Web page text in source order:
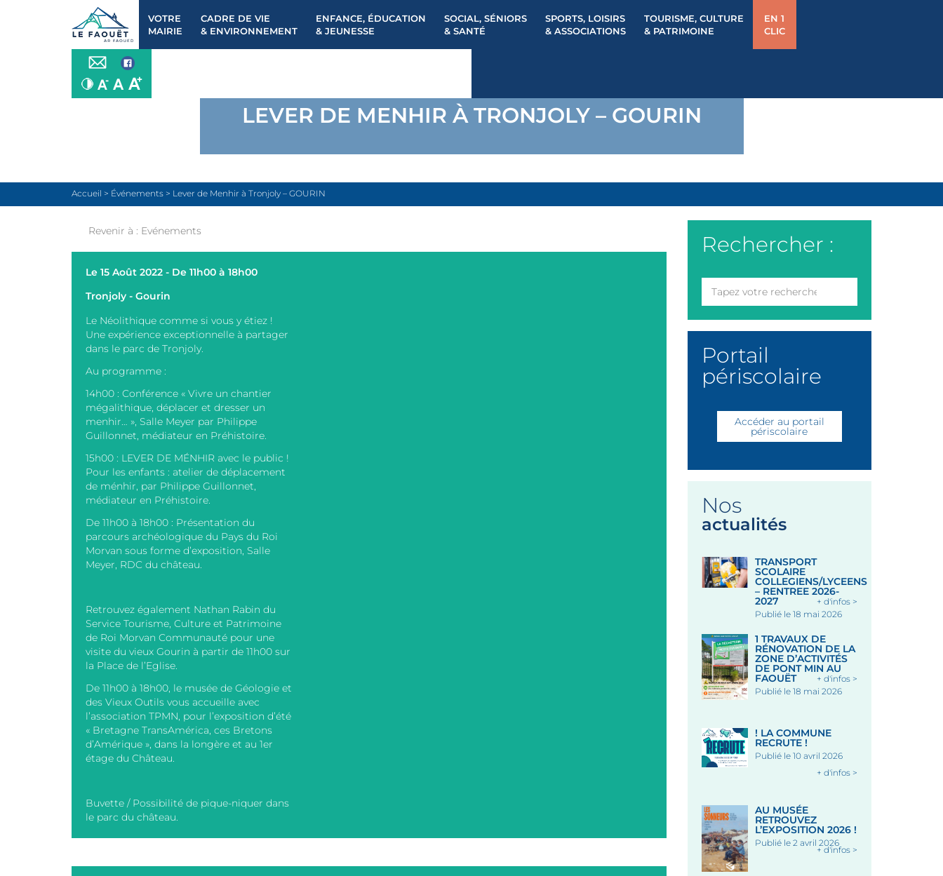
VOTRE
MAIRIE
CADRE DE VIE
& ENVIRONNEMENT
ENFANCE, ÉDUCATION
& JEUNESSE
SOCIAL, SÉNIORS
& SANTÉ
SPORTS, LOISIRS
& ASSOCIATIONS
TOURISME, CULTURE
& PATRIMOINE
EN 1
CLIC
LEVER DE MENHIR À TRONJOLY – GOURIN
Accueil > Événements > Lever de Menhir à Tronjoly – GOURIN
Revenir à : Evénements
Le 15 Août 2022 - De 11h00 à 18h00
Tronjoly - Gourin
Le Néolithique comme si vous y étiez !
Une expérience exceptionnelle à partager
dans le parc de Tronjoly.
Au programme :
14h00 : Conférence « Vivre un chantier
mégalithique, déplacer et dresser un
menhir… », Salle Meyer par Philippe
Guillonnet, médiateur en Préhistoire.
15h00 : LEVER DE MÉNHIR avec le public !
Pour les enfants : atelier de déplacement
de ménhir, par Philippe Guillonnet,
médiateur en Préhistoire.
De 11h00 à 18h00 : Présentation du
parcours archéologique du Pays du Roi
Morvan sous forme d’exposition, Salle
Meyer, RDC du château.
Retrouvez également Nathan Rabin du
Service Tourisme, Culture et Patrimoine
de Roi Morvan Communauté pour une
visite du vieux Gourin à partir de 11h00 sur
la Place de l’Eglise.
De 11h00 à 18h00, le musée de Géologie et
des Vieux Outils vous accueille avec
l’association TPMN, pour l’exposition d’été
« Bretagne TransAmérica, ces Bretons
d’Amérique », dans la longère et au 1er
étage du Château.
Buvette / Possibilité de pique-niquer dans
le parc du château.
Rechercher :
Portail
périscolaire
Accéder au portail
périscolaire
Nos
actualités
TRANSPORT
SCOLAIRE
COLLEGIENS/LYCEENS
– RENTREE 2026-
2027
Publié le 18 mai 2026
+ d'infos >
1 TRAVAUX DE
RÉNOVATION DE LA
ZONE D’ACTIVITÉS
DE PONT MIN AU
FAOUËT
Publié le 18 mai 2026
+ d'infos >
! LA COMMUNE
RECRUTE !
Publié le 10 avril 2026
+ d'infos >
AU MUSÉE
RETROUVEZ
L’EXPOSITION 2026 !
Publié le 2 avril 2026
+ d'infos >